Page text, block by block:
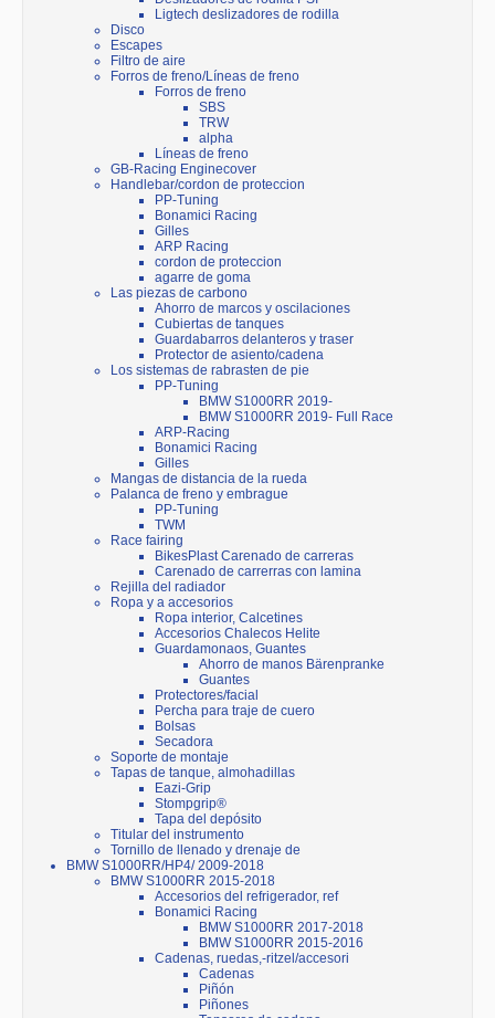
Ligtech deslizadores de rodilla
Disco
Escapes
Filtro de aire
Forros de freno/Líneas de freno
Forros de freno
SBS
TRW
alpha
Líneas de freno
GB-Racing Enginecover
Handlebar/cordon de proteccion
PP-Tuning
Bonamici Racing
Gilles
ARP Racing
cordon de proteccion
agarre de goma
Las piezas de carbono
Ahorro de marcos y oscilaciones
Cubiertas de tanques
Guardabarros delanteros y traser
Protector de asiento/cadena
Los sistemas de rabrasten de pie
PP-Tuning
BMW S1000RR 2019-
BMW S1000RR 2019- Full Race
ARP-Racing
Bonamici Racing
Gilles
Mangas de distancia de la rueda
Palanca de freno y embrague
PP-Tuning
TWM
Race fairing
BikesPlast Carenado de carreras
Carenado de carrerras con lamina
Rejilla del radiador
Ropa y a accesorios
Ropa interior, Calcetines
Accesorios Chalecos Helite
Guardamonaos, Guantes
Ahorro de manos Bärenpranke
Guantes
Protectores/facial
Percha para traje de cuero
Bolsas
Secadora
Soporte de montaje
Tapas de tanque, almohadillas
Eazi-Grip
Stompgrip®
Tapa del depósito
Titular del instrumento
Tornillo de llenado y drenaje de
BMW S1000RR/HP4/ 2009-2018
BMW S1000RR 2015-2018
Accesorios del refrigerador, ref
Bonamici Racing
BMW S1000RR 2017-2018
BMW S1000RR 2015-2016
Cadenas, ruedas,-ritzel/accesori
Cadenas
Piñón
Piñones